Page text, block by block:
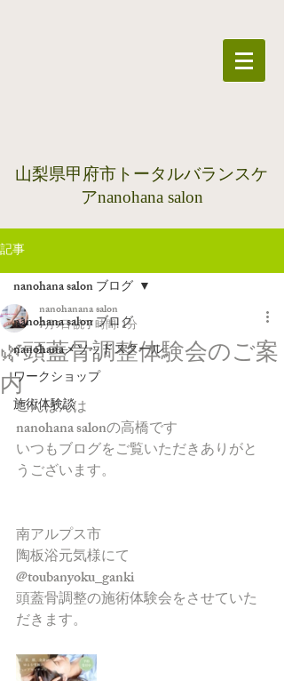
​山梨県甲府市トータルバランスケ
アnanohana salon
記事
nanohana salon ブログ
nanohanaメソッドスクール
ワークショップ
施術体験談
nanohana salon ブログ
🌿頭蓋骨調整体験会のご案
内
nanohanana salon
7月9日読了時間: 1分
こんばんは
nanohana salonの高橋です
いつもブログをご覧いただきありがと
うございます。
南アルプス市
陶板浴元気様にて
@toubanyoku_ganki
頭蓋骨調整の施術体験会をさせていた
だきます。